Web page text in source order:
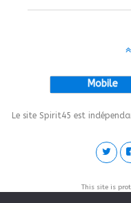
Mobile
Le site Spirit45 est
This site is